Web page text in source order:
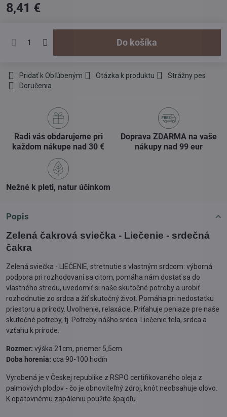
8,41 €
Do košíka
Pridať k Obľúbeným Otázka k produktu
Strážny pes
Doručenia
Radi vás obdarujeme pri
každom nákupe nad 30 €
Doprava ZDARMA na vaše
nákupy nad 99 eur
Nežné k pleti, natur účinkom
Popis
Zelená čakrová sviečka - Liečenie - srdečná
čakra
Zelená sviečka - LIEČENIE, stretnutie s vlastným srdcom: výborná
podpora pri rozhodovaní sa citom, pomáha nám dostať sa do
vlastného stredu, uvedomiť si naše skutočné potreby a urobiť
rozhodnutie zo srdca a žiť skutočný život. Pomáha pri nedostatku
priestoru a prírody. Uvoľnenie, relaxácie. Priťahuje peniaze pre naše
skutočné potreby, tj. Potreby nášho srdca. Liečenie tela, srdca a
vzťahu k prírode.
Rozmer: výška 21cm, priemer 5,5cm
Doba horenia: cca 90-100 hodín
Vyrobená je v Českej republike z RSPO certifikovaného oleja z
palmových plodov - čo je obnoviteľný zdroj, knôt neobsahuje olovo.
K opätovnému zapáleniu použite špajdľu.